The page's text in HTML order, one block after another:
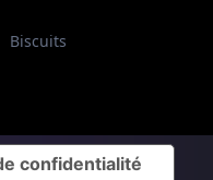
Biscuits
confidentialité